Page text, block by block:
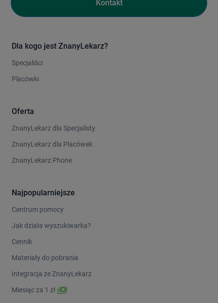
Kontakt
Dla kogo jest ZnanyLekarz?
Specjaliści
Placówki
Oferta
ZnanyLekarz dla Specjalisty
ZnanyLekarz dla Placówek
ZnanyLekarz Phone
Najpopularniejsze
Centrum pomocy
Jak działa wyszukiwarka?
Cennik
Materiały do pobrania
Integracja ze ZnanyLekarz
Miesiąc za 1 zł